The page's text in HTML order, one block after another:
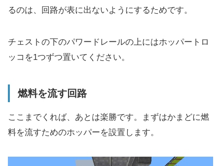
るのは、回路が表に出ないようにするためです。
チェストの下のパワードレールの上にはホッパートロ
ッコを1つずつ置いてください。
燃料を流す回路
ここまでくれば、あとは楽勝です。まずはかまどに燃
料を流すためのホッパーを設置します。